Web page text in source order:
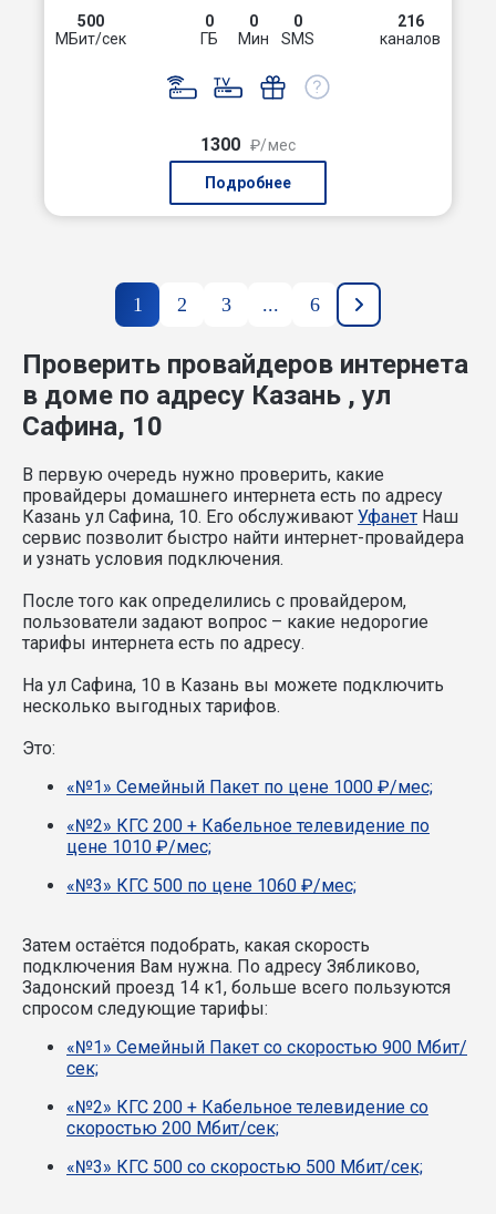
500
МБит/сек
0
ГБ
0
Мин
0
SMS
216
каналов
1300 ₽/мес
Подробнее
1 2 3 ... 6
Проверить провайдеров интернета
в доме по адресу Казань , ул
Сафина, 10
В первую очередь нужно проверить, какие
провайдеры домашнего интернета есть по адресу
Казань ул Сафина, 10. Его обслуживают Уфанет Наш
сервис позволит быстро найти интернет-провайдера
и узнать условия подключения.
После того как определились с провайдером,
пользователи задают вопрос – какие недорогие
тарифы интернета есть по адресу.
На ул Сафина, 10 в Казань вы можете подключить
несколько выгодных тарифов.
Это:
«№1» Семейный Пакет по цене 1000 ₽/мес;
«№2» КГС 200 + Кабельное телевидение по
цене 1010 ₽/мес;
«№3» КГС 500 по цене 1060 ₽/мес;
Затем остаётся подобрать, какая скорость
подключения Вам нужна. По адресу Зябликово,
Задонский проезд 14 к1, больше всего пользуются
спросом следующие тарифы:
«№1» Семейный Пакет со скоростью 900 Мбит/
сек;
«№2» КГС 200 + Кабельное телевидение со
скоростью 200 Мбит/сек;
«№3» КГС 500 со скоростью 500 Мбит/сек;